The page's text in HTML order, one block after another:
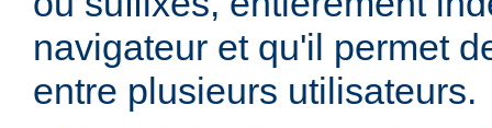
navigateur et qu'il permet
entre plusieurs utilisateurs.